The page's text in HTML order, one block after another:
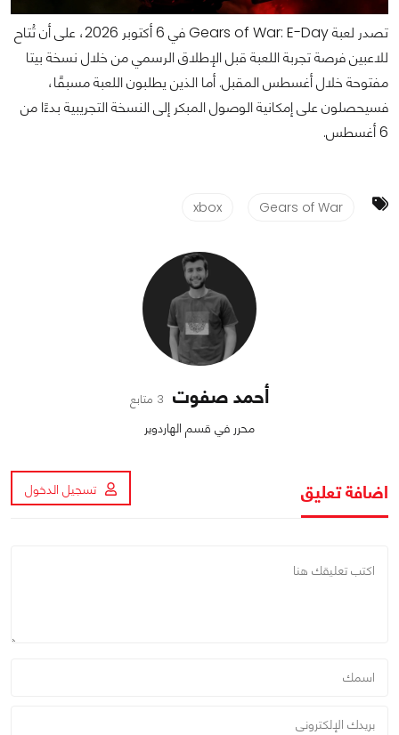
تصدر لعبة Gears of War: E-Day في 6 أكتوبر 2026، على أن تُتاح
للاعبين فرصة تجربة اللعبة قبل الإطلاق الرسمي من خلال نسخة بيتا
مفتوحة خلال أغسطس المقبل. أما الذين يطلبون اللعبة مسبقًا،
فسيحصلون على إمكانية الوصول المبكر إلى النسخة التجريبية بدءًا من
6 أغسطس.
Gears of War
xbox
أحمد صفوت 3 متابع
محرر في قسم الهاردوير
اضافة تعليق تسجيل الدخول